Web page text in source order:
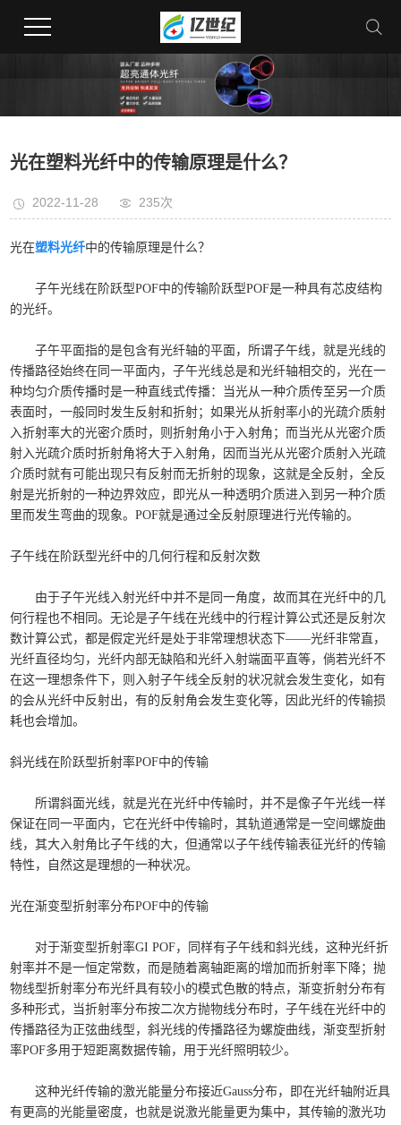
光在塑料光纤中的传输原理是什么？
2022-11-28 235次
光在塑料光纤中的传输原理是什么？
子午光线在阶跃型POF中的传输阶跃型POF是一种具有芯皮结构
的光纤。
子午平面指的是包含有光纤轴的平面，所谓子午线，就是光线的
传播路径始终在同一平面内，子午光线总是和光纤轴相交的，光在一
种均匀介质传播时是一种直线式传播：当光从一种介质传至另一介质
表面时，一般同时发生反射和折射；如果光从折射率小的光疏介质射
入折射率大的光密介质时，则折射角小于入射角；而当光从光密介质
射入光疏介质时折射角将大于入射角，因而当光从光密介质射入光疏
介质时就有可能出现只有反射而无折射的现象，这就是全反射，全反
射是光折射的一种边界效应，即光从一种透明介质进入到另一种介质
里而发生弯曲的现象。POF就是通过全反射原理进行光传输的。
子午线在阶跃型光纤中的几何行程和反射次数
由于子午光线入射光纤中并不是同一角度，故而其在光纤中的几
何行程也不相同。无论是子午线在光线中的行程计算公式还是反射次
数计算公式，都是假定光纤是处于非常理想状态下——光纤非常直，
光纤直径均匀，光纤内部无缺陷和光纤入射端面平直等，倘若光纤不
在这一理想条件下，则入射子午线全反射的状况就会发生变化，如有
的会从光纤中反射出，有的反射角会发生变化等，因此光纤的传输损
耗也会增加。
斜光线在阶跃型折射率POF中的传输
所谓斜面光线，就是光在光纤中传输时，并不是像子午光线一样
保证在同一平面内，它在光纤中传输时，其轨道通常是一空间螺旋曲
线，其大入射角比子午线的大，但通常以子午线传输表征光纤的传输
特性，自然这是理想的一种状况。
光在渐变型折射率分布POF中的传输
对于渐变型折射率GI POF，同样有子午线和斜光线，这种光纤折
射率并不是一恒定常数，而是随着离轴距离的增加而折射率下降；抛
物线型折射率分布光纤具有较小的模式色散的特点，渐变折射分布有
多种形式，当折射率分布按二次方抛物线分布时，子午线在光纤中的
传播路径为正弦曲线型，斜光线的传播路径为螺旋曲线，渐变型折射
率POF多用于短距离数据传输，用于光纤照明较少。
这种光纤传输的激光能量分布接近Gauss分布，即在光纤轴附近具
有更高的光能量密度，也就是说激光能量更为集中，其传输的激光功